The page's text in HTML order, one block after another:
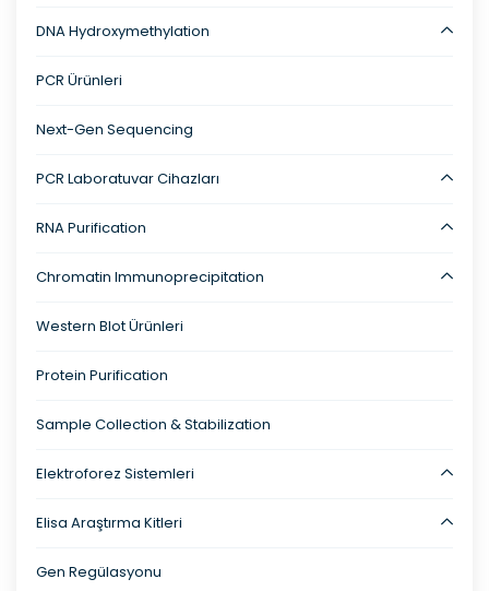
DNA Hydroxymethylation
PCR Ürünleri
Next-Gen Sequencing
PCR Laboratuvar Cihazları
RNA Purification
Chromatin Immunoprecipitation
Western Blot Ürünleri
Protein Purification
Sample Collection & Stabilization
Elektroforez Sistemleri
Elisa Araştırma Kitleri
Gen Regülasyonu